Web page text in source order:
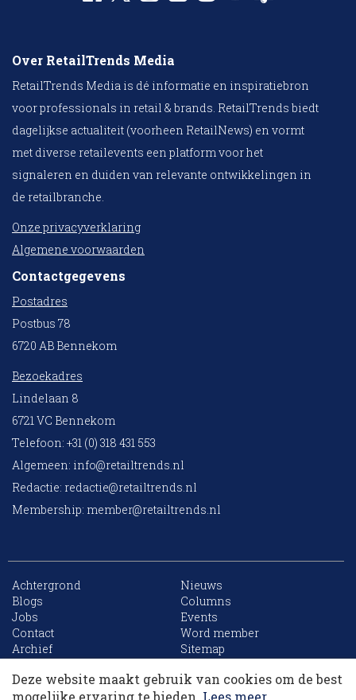
Over RetailTrends Media
RetailTrends Media is dé informatie en inspiratiebron
voor professionals in retail & brands. RetailTrends biedt
dagelijkse actualiteit (voorheen RetailNews) en vormt
met diverse retailevents een platform voor het
signaleren en duiden van relevante ontwikkelingen in
de retailbranche.
Onze privacyverklaring
Algemene voorwaarden
Contactgegevens
Postadres
Postbus 78
6720 AB Bennekom
Bezoekadres
Lindelaan 8
6721 VC Bennekom
Telefoon: +31 (0) 318 431 553
Algemeen: info@retailtrends.nl
Redactie: redactie@retailtrends.nl
Membership: member@retailtrends.nl
Achtergrond
Nieuws
Blogs
Columns
Jobs
Events
Contact
Word member
Archief
Sitemap
Deze website maakt gebruik van cookies om de best
mogelijke ervaring te bieden. Lees meer
Korting op events